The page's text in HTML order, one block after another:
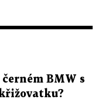
BMW s